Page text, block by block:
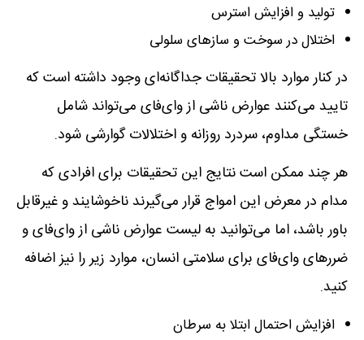
تولید و افزایش استرس
اختلال در سوخت و سازهای سلولی
در کنار موارد بالا تحقیقات جداگانه‌ای وجود داشته است که
تایید می‌کنند عوارض ناشی از وای‌فای می‌تواند شامل
خستگی مداوم، سردرد روزانه و اختلالات گوارشی شود.
هر چند ممکن است نتایج این تحقیقات برای افرادی که
مدام در معرض این امواج قرار می‌گیرند ناخوشایند و غیرقابل
باور باشد، اما می‌توانید به لیست عوارض ناشی از وای‌فای و
ضررهای وای‌فای برای سلامتی انسان، موارد زیر را نیز اضافه
کنید.
افزایش احتمال ابتلا به سرطان